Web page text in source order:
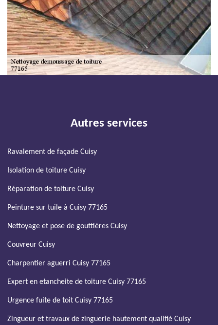
Autres services
Ravalement de façade Cuisy
Isolation de toiture Cuisy
Réparation de toiture Cuisy
Peinture sur tuile à Cuisy 77165
Nettoyage et pose de gouttières Cuisy
Couvreur Cuisy
Charpentier aguerri Cuisy 77165
Expert en etancheite de toiture Cuisy 77165
Urgence fuite de toit Cuisy 77165
Zingueur et travaux de zinguerie hautement qualifié Cuisy